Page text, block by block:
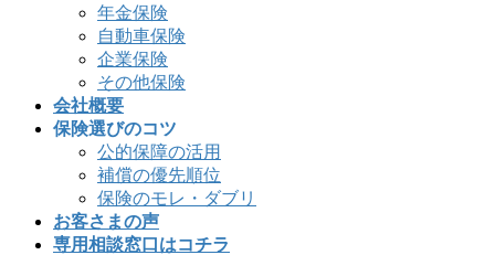
年金保険
自動車保険
企業保険
その他保険
会社概要
保険選びのコツ
公的保障の活用
補償の優先順位
保険のモレ・ダブリ
お客さまの声
専用相談窓口はコチラ